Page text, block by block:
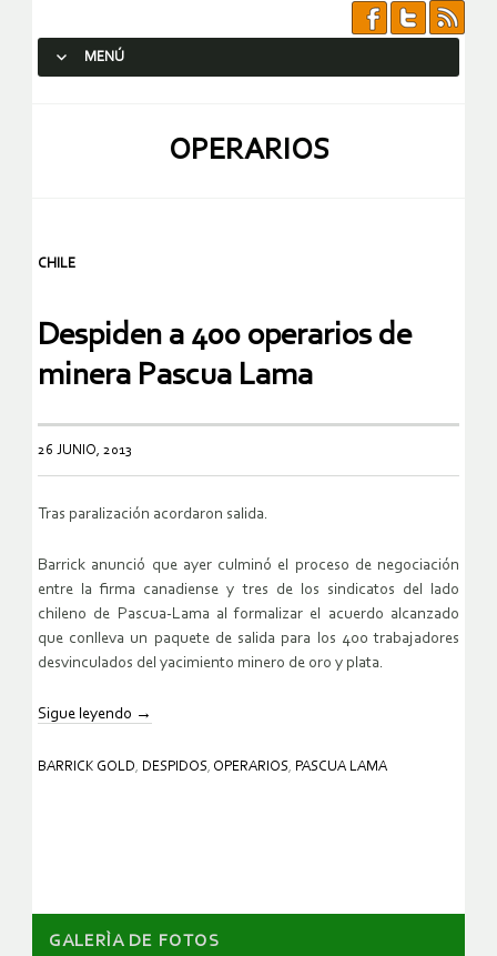
MENÚ
OPERARIOS
CHILE
Despiden a 400 operarios de
minera Pascua Lama
26 JUNIO, 2013
Tras paralización acordaron salida.
Barrick anunció que ayer culminó el proceso de negociación
entre la firma canadiense y tres de los sindicatos del lado
chileno de Pascua-Lama al formalizar el acuerdo alcanzado
que conlleva un paquete de salida para los 400 trabajadores
desvinculados del yacimiento minero de oro y plata.
Sigue leyendo →
BARRICK GOLD, DESPIDOS, OPERARIOS, PASCUA LAMA
GALERÌA DE FOTOS